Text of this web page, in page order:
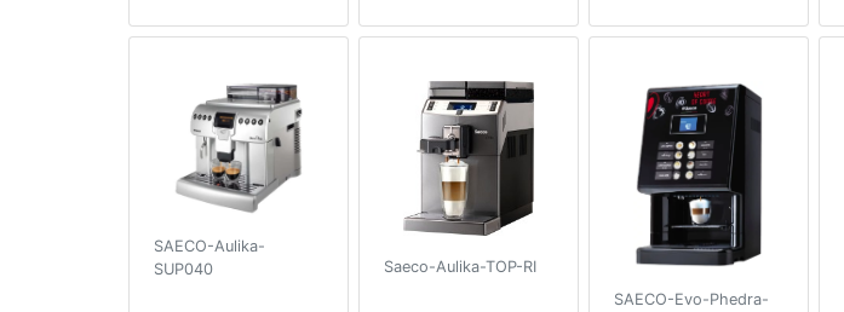
SAECO-Aulika-
SUP040
Saeco-Aulika-TOP-RI
SAECO-Evo-Phedra-